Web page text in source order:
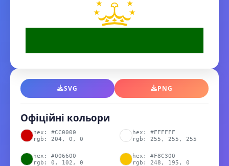
SVG PNG
Офіційні кольори
hex: #CC0000
rgb: 204, 0, 0
hex: #FFFFFF
rgb: 255, 255, 255
hex: #006600
rgb: 0, 102, 0
hex: #F8C300
rgb: 248, 195, 0